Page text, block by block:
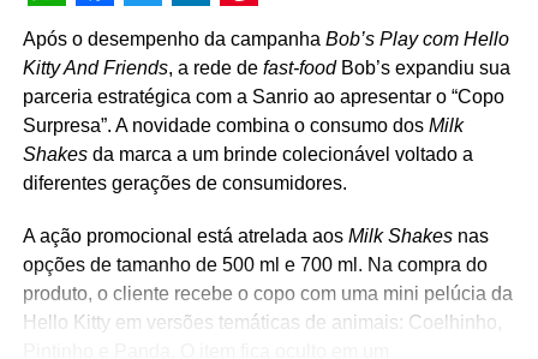
WhatsApp
Facebook
Twitter
LinkedIn
Pinterest
Após o desempenho da campanha Bob’s Play com Hello
Kitty And Friends, a rede de fast-foodBob’s expandiu sua
parceria estratégica com a Sanrio ao apresentar o “Copo
Surpresa”. A novidade combina o consumo dos Milk
Shakesda marca a um brinde colecionável voltado a
diferentes gerações de consumidores.
A ação promocional está atrelada aos Milk Shakesnas
opções de tamanho de 500 ml e 700 ml. Na compra do
produto, o cliente recebe o copo com uma mini pelúcia da
Hello Kitty em versões temáticas de animais: Coelhinho,